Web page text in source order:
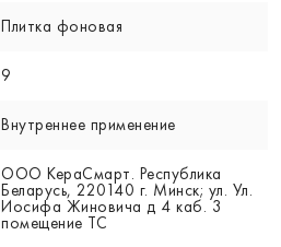
Плитка фоновая
9
Внутреннее применение
ООО КераСмарт. Республика
Беларусь, 220140 г. Минск; ул. Ул.
Иосифа Жиновича д 4 каб. 3
помещение ТС